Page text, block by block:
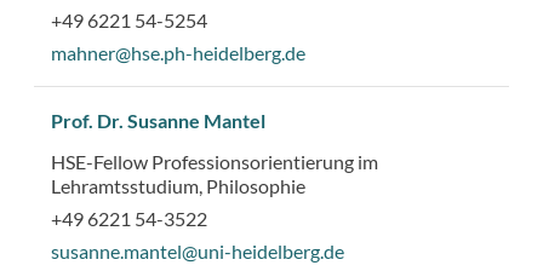
+49 6221 54-5254
mahner@hse.ph-heidelberg.de
Prof. Dr. Susanne Mantel
HSE-Fellow Professionsorientierung im
Lehramtsstudium, Philosophie
+49 6221 54-3522
susanne.mantel@uni-heidelberg.de